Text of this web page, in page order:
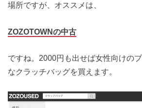
場所ですが、オススメは、
ZOZOTOWNの中古
ですね。2000円も出せば女性向けの
なクラッチバッグを買えます。